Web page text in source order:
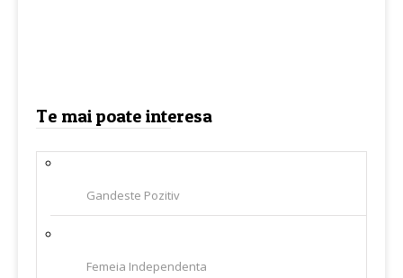
Te mai poate interesa
Gandeste Pozitiv
Femeia Independenta